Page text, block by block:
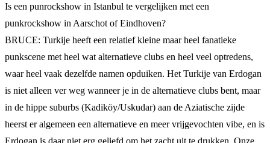
Is een punrockshow in Istanbul te vergelijken met een
punkrockshow in Aarschot of Eindhoven?
BRUCE: Turkije heeft een relatief kleine maar heel fanatieke
punkscene met heel wat alternatieve clubs en heel veel optredens,
waar heel vaak dezelfde namen opduiken. Het Turkije van Erdogan
is niet alleen ver weg wanneer je in de alternatieve clubs bent, maar
in de hippe suburbs (Kadiköy/Uskudar) aan de Aziatische zijde
heerst er algemeen een alternatieve en meer vrijgevochten vibe, en is
Erdogan is daar niet erg geliefd om het zacht uit te drukken. Onze